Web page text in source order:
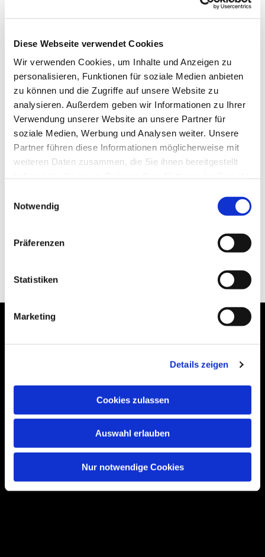
Diese Webseite verwendet Cookies
Wir verwenden Cookies, um Inhalte und Anzeigen zu
personalisieren, Funktionen für soziale Medien anbieten
zu können und die Zugriffe auf unsere Website zu
analysieren. Außerdem geben wir Informationen zu Ihrer
Verwendung unserer Website an unsere Partner für
soziale Medien, Werbung und Analysen weiter. Unsere
Partner führen diese Informationen möglicherweise mit
weiteren Daten zusammen, die Sie ihnen bereitgestellt
Notwendig
Präferenzen
Statistiken
Marketing
Details zeigen
Cookies zulassen
Auswahl erlauben
Nur notwendige Cookies
99089 Erfurt, Thüringen
Bitte akzeptieren Sie Marketing-Cookies,
um diese Karte anzuzeigen.
Accept cookies